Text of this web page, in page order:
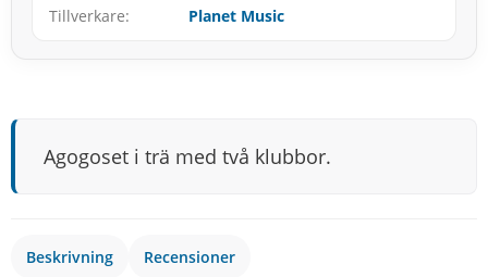
Tillverkare
Planet Music
Agogoset i trä med två klubbor.
Beskrivning Recensioner